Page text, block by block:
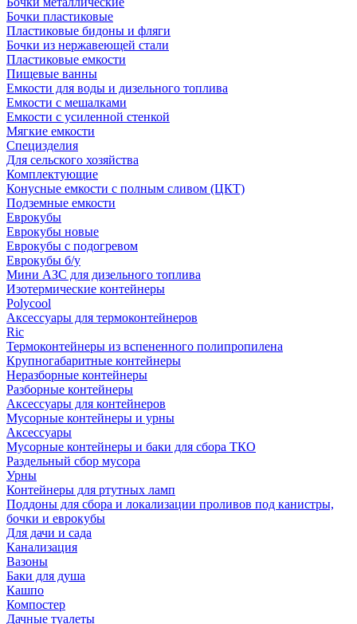
Бочки пластиковые
Пластиковые бидоны и фляги
Бочки из нержавеющей стали
Пластиковые емкости
Пищевые ванны
Емкости для воды и дизельного топлива
Емкости с мешалками
Емкости с усиленной стенкой
Мягкие емкости
Специзделия
Для сельского хозяйства
Комплектующие
Конусные емкости с полным сливом (ЦКТ)
Подземные емкости
Еврокубы
Еврокубы новые
Еврокубы с подогревом
Еврокубы б/у
Мини АЗС для дизельного топлива
Изотермические контейнеры
Polycool
Аксессуары для термоконтейнеров
Ric
Термоконтейнеры из вспененного полипропилена
Крупногабаритные контейнеры
Неразборные контейнеры
Разборные контейнеры
Аксессуары для контейнеров
Мусорные контейнеры и урны
Аксессуары
Мусорные контейнеры и баки для сбора ТКО
Раздельный сбор мусора
Урны
Контейнеры для ртутных ламп
Поддоны для сбора и локализации проливов под канистры,
бочки и еврокубы
Для дачи и сада
Канализация
Вазоны
Баки для душа
Кашпо
Компостер
Дачные туалеты